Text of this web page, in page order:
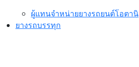
ผู้แทนจำหน่ายยางรถยนต์โอตานิ
ยางรถบรรทุก